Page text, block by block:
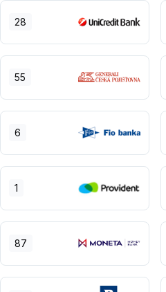
28
55
6
1
87